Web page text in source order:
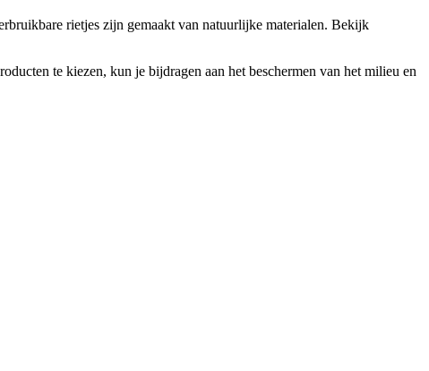
rietjes zijn gemaakt van natuurlijke materialen. Bekijk
te kiezen, kun je bijdragen aan het beschermen van het milieu en